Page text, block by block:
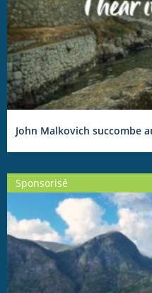
John Malkovich succombe
Sponsorisé